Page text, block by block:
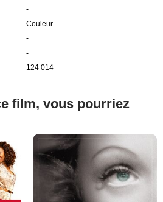
-
Couleur
-
-
124 014
film, vous pourriez